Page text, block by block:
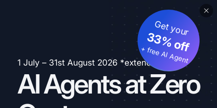
1 July – 31st August 2026 *extended
AI Agents at Zero
Get your
33% off
+ free AI Agent